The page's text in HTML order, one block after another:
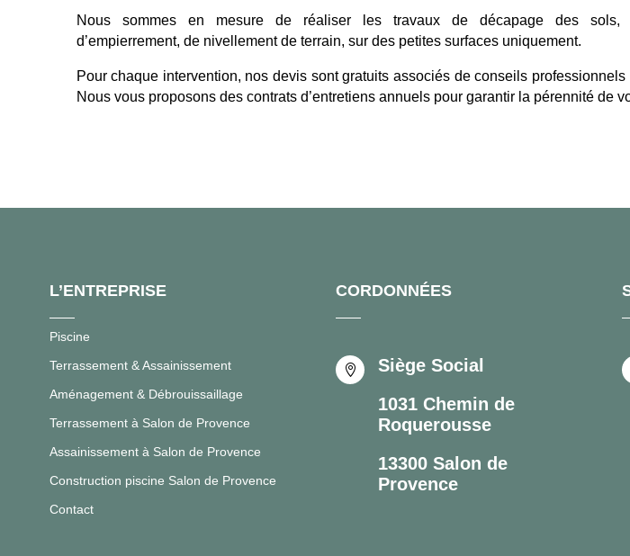
Nous sommes en mesure de réaliser les travaux de décapage des sols,
d’empierrement, de nivellement de terrain, sur des petites surfaces uniquement.
Pour chaque intervention, nos devis sont gratuits associés de conseils
Nous vous proposons des contrats d’entretiens annuels pour garantir la pérennité de
L’ENTREPRISE
Piscine
Terrassement & Assainissement
Aménagement & Débrouissaillage
Terrassement à Salon de Provence
Assainissement à Salon de Provence
Construction piscine Salon de Provence
Contact
CORDONNÉES

Siège Social
1031 Chemin de
Roquerousse
13300 Salon de
Provence